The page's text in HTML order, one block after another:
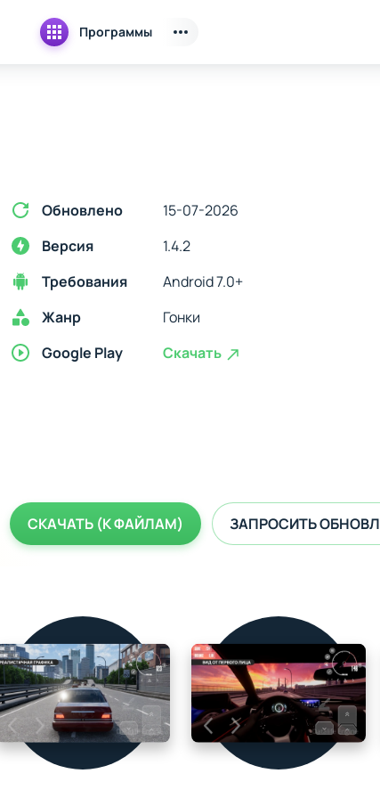
Программы
Обновлено
15-07-2026
Версия
1.4.2
Требования
Android 7.0+
Жанр
Гонки
Google Play
Скачать
СКАЧАТЬ (К ФАЙЛАМ) ЗАПРОСИТЬ